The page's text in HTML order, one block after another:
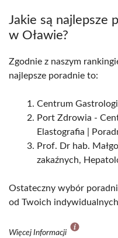
Jakie są najlepsze
w Oławie?
Zgodnie z naszym
najlepsze poradnie to:
Centrum
Port Zdrowia -
Elastografia |
Prof. Dr hab.
zakaźnych,
Ostateczny wybór
od Twoich
Więcej Informacji